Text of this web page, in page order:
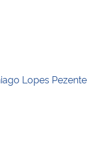
Lopes Pezente